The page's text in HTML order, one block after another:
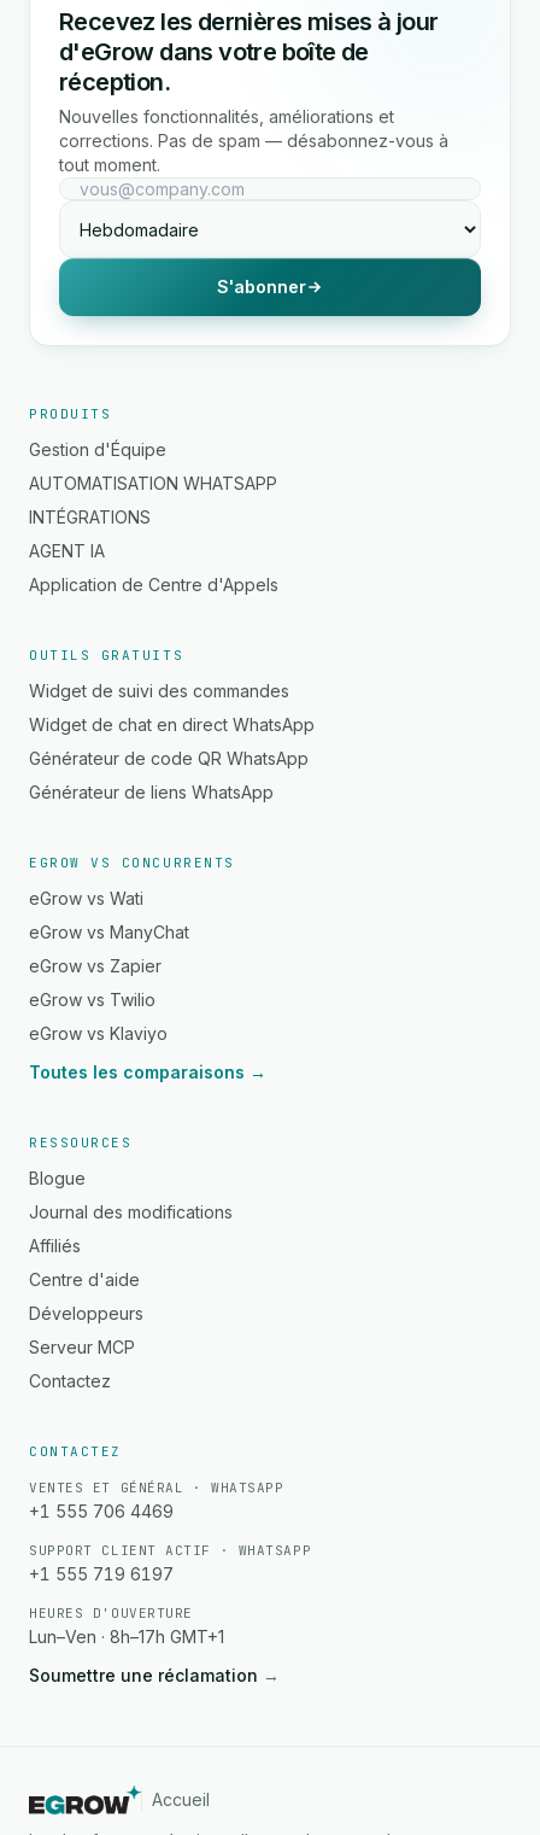
Recevez les dernières mises à jour
d'eGrow dans votre boîte de
réception.
Nouvelles fonctionnalités, améliorations et
corrections. Pas de spam — désabonnez-vous à
tout moment.
S'abonner
PRODUITS
Gestion d'Équipe
AUTOMATISATION WHATSAPP
INTÉGRATIONS
AGENT IA
Application de Centre d'Appels
OUTILS GRATUITS
Widget de suivi des commandes
Widget de chat en direct WhatsApp
Générateur de code QR WhatsApp
Générateur de liens WhatsApp
EGROW VS CONCURRENTS
eGrow vs Wati
eGrow vs ManyChat
eGrow vs Zapier
eGrow vs Twilio
eGrow vs Klaviyo
Toutes les comparaisons →
RESSOURCES
Blogue
Journal des modifications
Affiliés
Centre d'aide
Développeurs
Serveur MCP
Contactez
CONTACTEZ
VENTES ET GÉNÉRAL · WHATSAPP
+1 555 706 4469
SUPPORT CLIENT ACTIF · WHATSAPP
+1 555 719 6197
HEURES D'OUVERTURE
Lun–Ven · 8h–17h GMT+1
Soumettre une réclamation →
Accueil